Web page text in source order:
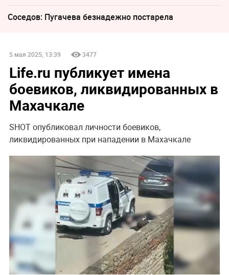
Соседов: Пугачева безнадежно постарела
5 мая 2025, 13:39 3477
Life.ru публикует имена
боевиков, ликвидированных в
Махачкале
SHOT опубликовал личности боевиков,
ликвидированных при нападении в Махачкале